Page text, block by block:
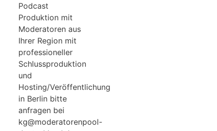
Podcast
Produktion mit
Moderatoren aus
Ihrer Region mit
professioneller
Schlussproduktion
und
Hosting/Veröffentlichung
in Berlin bitte
anfragen bei
kg@moderatorenpool-